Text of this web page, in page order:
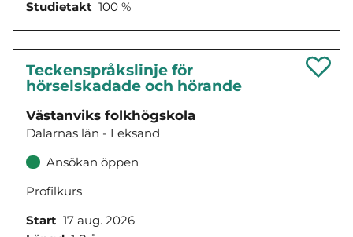
Studietakt 100 %
Teckenspråkslinje för
hörselskadade och hörande
Västanviks folkhögskola
Dalarnas län - Leksand
Ansökan öppen
Profilkurs
Start 17 aug. 2026